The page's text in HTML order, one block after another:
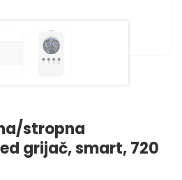
stropna
grijač, smart, 720